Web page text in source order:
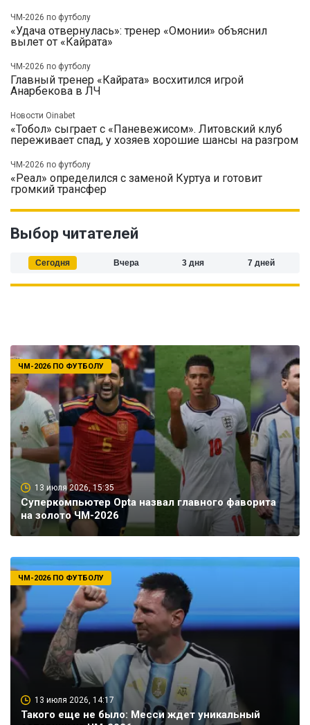
ЧМ-2026 по футболу
«Удача отвернулась»: тренер «Омонии» объяснил
вылет от «Кайрата»
ЧМ-2026 по футболу
Главный тренер «Кайрата» восхитился игрой
Анарбекова в ЛЧ
Новости Oinabet
«Тобол» сыграет с «Паневежисом». Литовский клуб
переживает спад, у хозяев хорошие шансы на разгром
ЧМ-2026 по футболу
«Реал» определился с заменой Куртуа и готовит
громкий трансфер
Выбор читателей
Сегодня Вчера 3 дня 7 дней
13 июля 2026, 15:35
Суперкомпьютер Opta назвал главного фаворита
на золото ЧМ-2026
ЧМ-2026 ПО ФУТБОЛУ
13 июля 2026, 14:17
Такого еще не было: Месси ждет уникальный
ЧМ-2026 ПО ФУТБОЛУ